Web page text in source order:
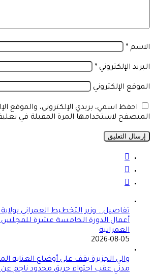
الاسم *
البريد الإلكتروني *
الموقع الإلكتروني
احفظ اسمي، بريدي الإلكتروني، والموقع
المتصفح لاستخدامها المرة المقبلة في
تفاصيل… وزير التخطيط العمراني
أعمال الدورة الخامسة عشرة للمجلس
العمرانية
2026-08-05
والي الجزيرة يقف على أوضاع العناية
مدني عقب احتواء حريق محدود ناجم